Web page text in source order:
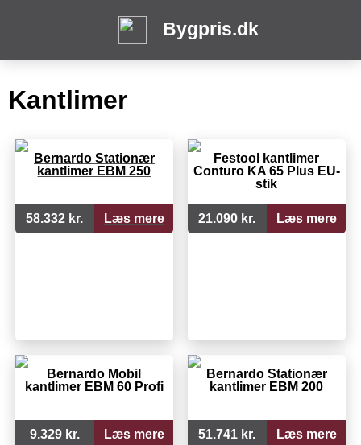
Bygpris.dk
Kantlimer
Bernardo Stationær
kantlimer EBM 250
58.332 kr. Læs mere
Festool kantlimer
Conturo KA 65 Plus EU-
stik
21.090 kr. Læs mere
Bernardo Mobil
kantlimer EBM 60 Profi
9.329 kr. Læs mere
Bernardo Stationær
kantlimer EBM 200
51.741 kr. Læs mere